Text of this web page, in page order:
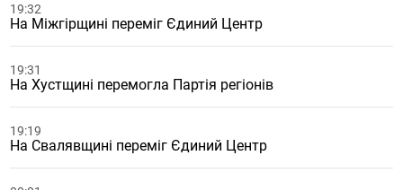
19:32
На Міжгірщині переміг Єдиний Центр
19:31
На Хустщині перемогла Партія регіонів
19:19
На Свалявщині переміг Єдиний Центр